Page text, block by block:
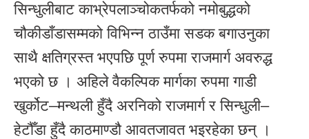
सिन्धुलीबाट काभ्रेपलाञ्चोकतर्फको नमोबुद्धको
चौकीडाँडासम्मको विभिन्न ठाउँमा सडक बगाउनुका
साथै क्षतिग्रस्त भएपछि पूर्ण रुपमा राजमार्ग अवरुद्ध
भएको छ । अहिले वैकल्पिक मार्गका रुपमा गाडी
खुर्कोट–मन्थली हुँदै अरनिको राजमार्ग र सिन्धुली–
हेटौँडा हुँदै काठमाण्डौ आवतजावत भइरहेका छन् ।